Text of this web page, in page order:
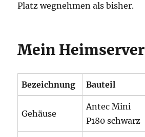
Platz wegnehmen als bisher.
Mein Heimserver
Bezeichnung Bauteil
Gehäuse
Antec Mini
P180 schwarz